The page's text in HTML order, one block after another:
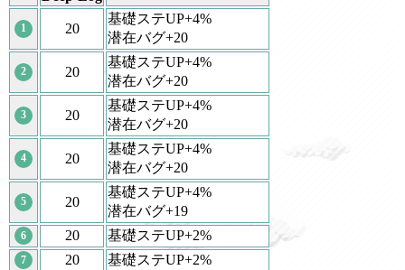
1 20
基礎ステUP+4%
潜在バグ+20
2 20
基礎ステUP+4%
潜在バグ+20
3 20
基礎ステUP+4%
潜在バグ+20
4 20
基礎ステUP+4%
潜在バグ+20
5 20
基礎ステUP+4%
潜在バグ+19
6 20 基礎ステUP+2%
7 20 基礎ステUP+2%